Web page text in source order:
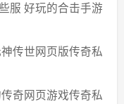
服 好玩的合击手游
传世网页版传奇私
奇网页游戏传奇私